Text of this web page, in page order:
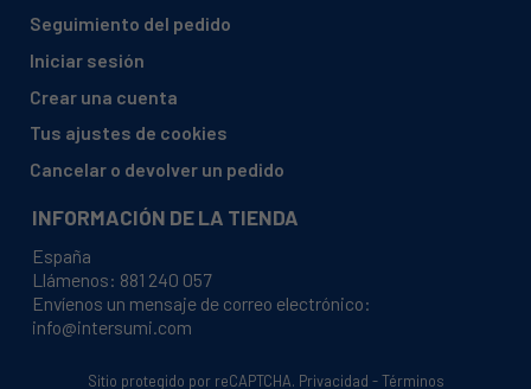
ARCELIK, WMN81243PLPTLMB2
ATLAS, L103
ATLAS, L123
ATLAS, L12B13
ATLAS, L14B13 EUB1X
ATLAS, M12B13-POLB1X
Seguimiento del pedido
Iniciar sesión
Crear una cuenta
Tus ajustes de cookies
Cancelar o devolver un pedido
INFORMACIÓN DE LA TIENDA
España
Llámenos: 881 240 057
Envíenos un mensaje de correo electrónico:
info@intersumi.com
Sitio protegido por reCAPTCHA. Privacidad -Términos